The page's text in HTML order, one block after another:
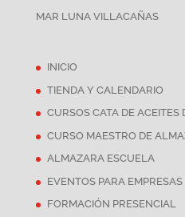
MAR LUNA VILLACAÑAS
INICIO
TIENDA Y CALENDARIO
CURSOS CATA DE ACEITES
CURSO MAESTRO DE
ALMAZARA ESCUELA
EVENTOS PARA EMPRESAS
FORMACIÓN PRESENCIAL